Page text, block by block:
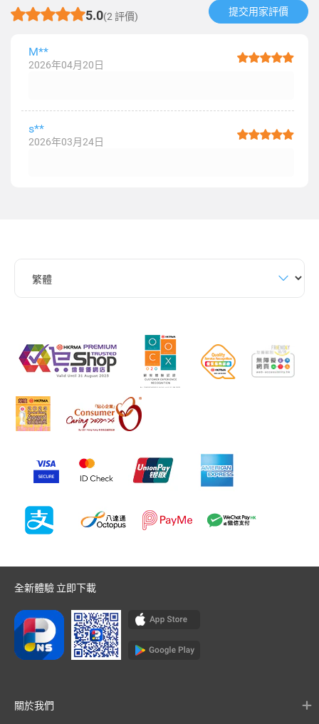
5.0(2 評價) 提交用家評價​
M**
2026年04月20日
s**
2026年03月24日
全新體驗 立即下載
關於我們